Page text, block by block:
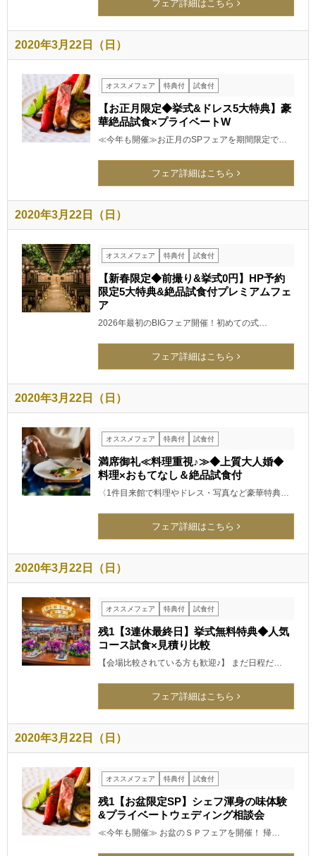
フェア詳細はこちら
2020年3月22日（日）
オススメフェア 特典付 試食付
【お正月限定◆挙式&ドレス5大特典】豪
華絶品試食×プライベートW
≪今年も開催≫お正月のSPフェアを期間限定で…
フェア詳細はこちら
2020年3月22日（日）
オススメフェア 特典付 試食付
【新春限定◆前撮り&挙式0円】HP予約
限定5大特典&絶品試食付プレミアムフェ
ア
2026年最初のBIGフェア開催！初めての式…
フェア詳細はこちら
2020年3月22日（日）
オススメフェア 特典付 試食付
満席御礼≪料理重視♪≫◆上質大人婚◆
料理×おもてなし＆絶品試食付
〈1件目来館で料理やドレス・写真など豪華特典…
フェア詳細はこちら
2020年3月22日（日）
オススメフェア 特典付 試食付
残1【3連休最終日】挙式無料特典◆人気
コース試食×見積り比較
【会場比較されている方も歓迎♪】 まだ日程だ…
フェア詳細はこちら
2020年3月22日（日）
オススメフェア 特典付 試食付
残1【お盆限定SP】シェフ渾身の味体験
&プライベートウェディング相談会
≪今年も開催≫ お盆のＳＰフェアを開催！ 帰…